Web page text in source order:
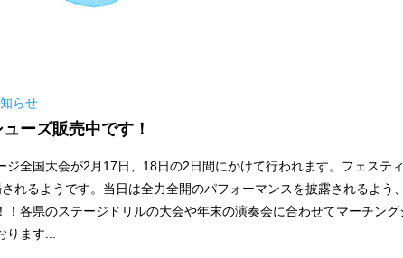
らせ
ーズ販売中です！
ジ全国大会が2月17日、18日の2日間にかけて行われます。フェステ
れるようです。当日は全力全開のパフォーマンスを披露されるよう
！各県のステージドリルの大会や年末の演奏会に合わせてマーチン
ます...